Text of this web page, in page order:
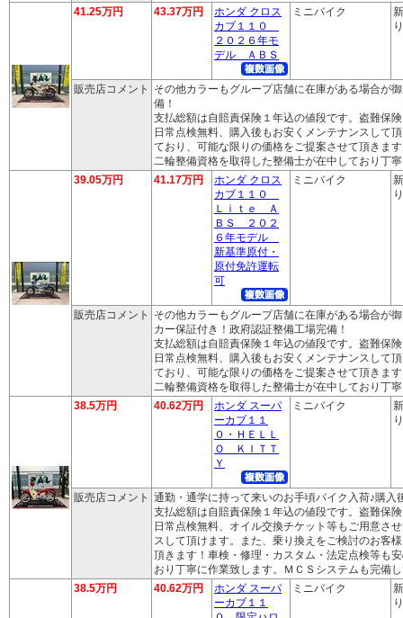
41.25万円
43.37万円
ホンダ クロス
カブ１１０
２０２６年モ
デル ＡＢＳ
ミニバイク
販売店コメント
その他カラーもグループ店舗に在庫がある場合が
備！
支払総額は自賠責保険１年込の値段です。盗難保
日常点検無料、購入後もお安くメンテナンスして
ており、可能な限りの価格をご提案させて頂きま
二輪整備資格を取得した整備士が在中しており丁
39.05万円
41.17万円
ホンダ クロス
カブ１１０
Ｌｉｔｅ Ａ
ＢＳ ２０２
６年モデル
新基準原付・
原付免許運転
可
ミニバイク
販売店コメント
その他カラーもグループ店舗に在庫がある場合が
カー保証付き！政府認証整備工場完備！
支払総額は自賠責保険１年込の値段です。盗難保
日常点検無料、購入後もお安くメンテナンスして
ており、可能な限りの価格をご提案させて頂きま
二輪整備資格を取得した整備士が在中しており丁
38.5万円
40.62万円
ホンダ スーパ
ーカブ１１
０・ＨＥＬＬ
Ｏ ＫＩＴＴ
Ｙ
ミニバイク
販売店コメント 通勤・通学に持って来いのお手頃バイク入荷♪購
支払総額は自賠責保険１年込の値段です。盗難保
日常点検無料、オイル交換チケット等もご用意さ
スして頂けます。また、乗り換えをご検討のお客
頂きます！車検・修理・カスタム・法定点検等も
おり丁寧に作業致します。ＭＣＳシステムも完備
38.5万円
40.62万円
ホンダ スーパ
ーカブ１１
ミニバイク